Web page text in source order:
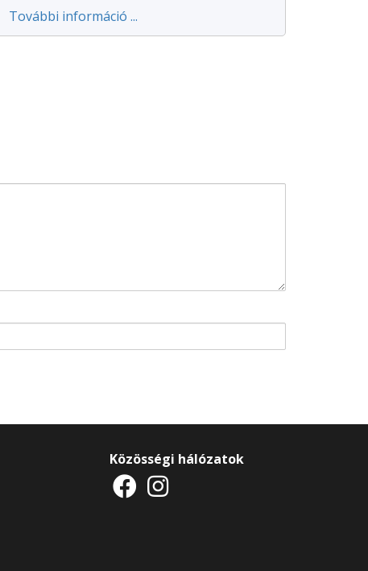
További információ ...
Közösségi hálózatok